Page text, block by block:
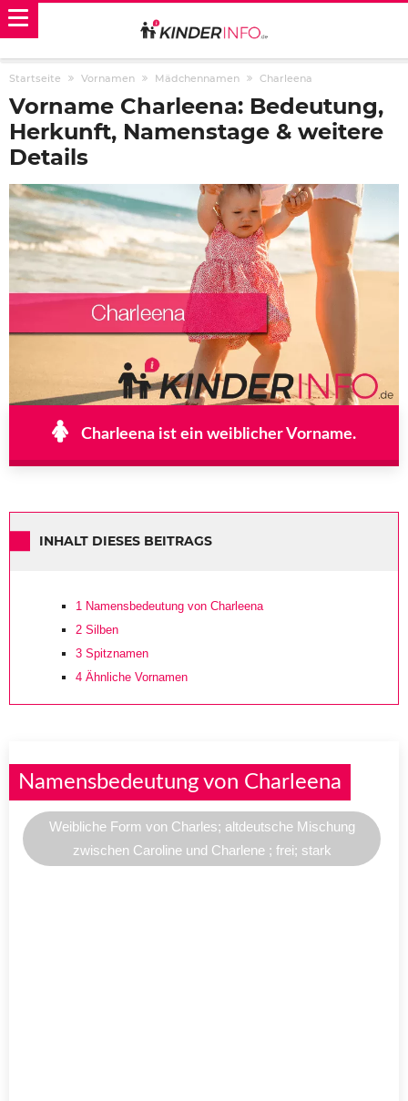
Startseite Vornamen Mädchennamen Charleena
Vorname Charleena: Bedeutung,
Herkunft, Namenstage & weitere
Details
Charleena ist ein weiblicher Vorname.
INHALT DIESES BEITRAGS
1 Namensbedeutung von Charleena
2 Silben
3 Spitznamen
4 Ähnliche Vornamen
Namensbedeutung von Charleena
Weibliche Form von Charles; altdeutsche Mischung
zwischen Caroline und Charlene ; frei; stark